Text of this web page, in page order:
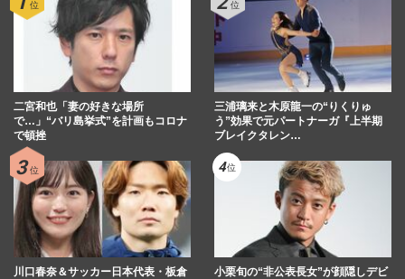
二宮和也「妻の好きな場所
で…」“バリ島挙式”を計画もコロナ
で頓挫
三浦璃来と木原龍一の“りくりゅ
う”効果で元パートナーガ『上半期
ブレイクタレン…
川口春奈＆サッカー日本代表・板倉
小栗旬の“非公表長女”が顔隠しデビ